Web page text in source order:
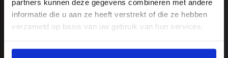
partners kunnen deze gegevens combineren met andere
informatie die u aan ze heeft verstrekt of die ze hebben
verzameld op basis van uw gebruik van hun services.
Wil je meer weten of de voorkeur aanpassen, bekijk dan